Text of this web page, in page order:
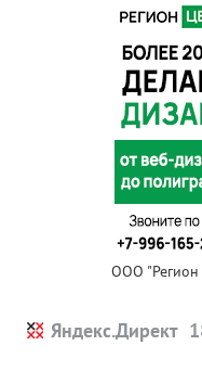
ООО "Регион
Яндекс.Директ